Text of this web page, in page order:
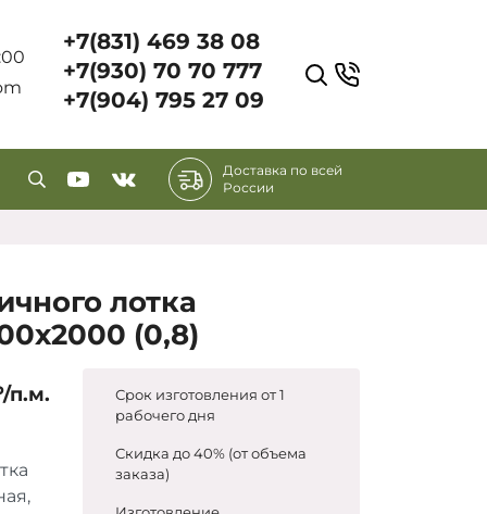
+7(831) 469 38 08
+7(930) 70 70 777
+7(904) 795 27 09
Доставка по всей
России
лотка
(0,8)
п.м.
Срок изготовления от 1
рабочего дня
Скидка до 40% (от объема
заказа)